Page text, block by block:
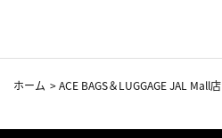
ホーム >ACE BAGS＆LUGGAGE JAL Mall店